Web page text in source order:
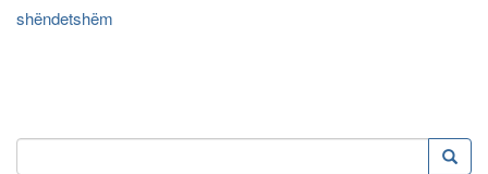
shëndetshëm
Kërko Kërko